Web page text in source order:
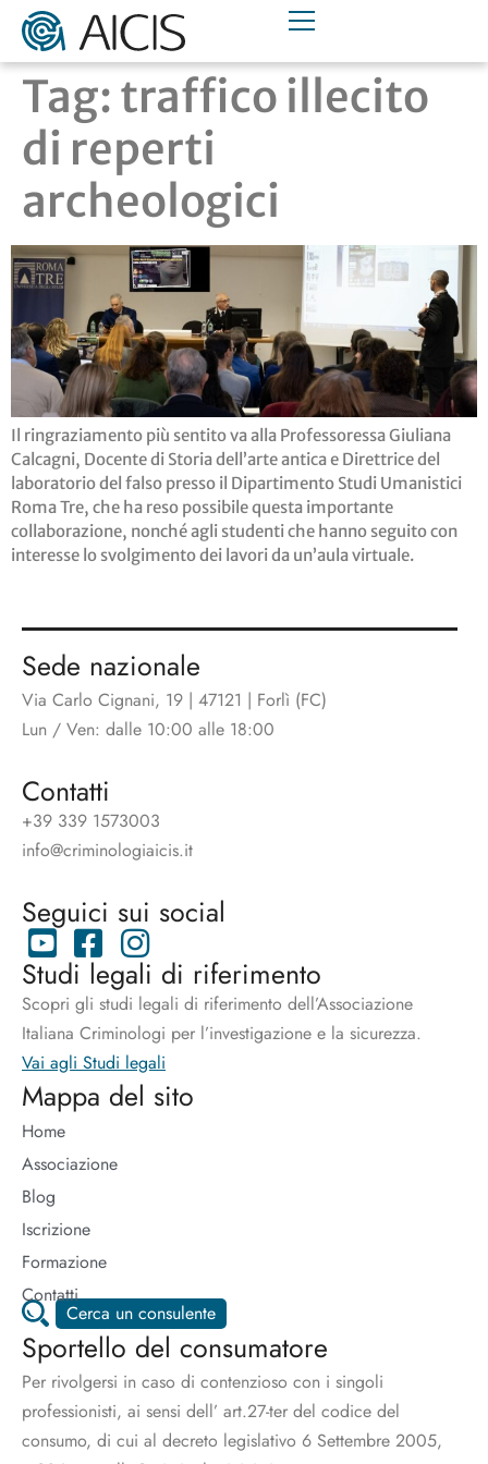
Tag: traffico illecito
di reperti
archeologici
Il ringraziamento più sentito va alla Professoressa Giuliana
Calcagni, Docente di Storia dell’arte antica e Direttrice del
laboratorio del falso presso il Dipartimento Studi Umanistici
Roma Tre, che ha reso possibile questa importante
collaborazione, nonché agli studenti che hanno seguito con
interesse lo svolgimento dei lavori da un’aula virtuale.
Sede nazionale
Via Carlo Cignani, 19 | 47121 | Forlì (FC)
Lun / Ven: dalle 10:00 alle 18:00
Contatti
+39 339 1573003
info@criminologiaicis.it
Seguici sui social
Studi legali di riferimento
Scopri gli studi legali di riferimento dell’Associazione
Italiana Criminologi per l’investigazione e la sicurezza.
Vai agli Studi legali
Mappa del sito
Home
Associazione
Blog
Iscrizione
Formazione
Contatti
Cerca un consulente
Sportello del consumatore
Per rivolgersi in caso di contenzioso con i singoli
professionisti, ai sensi dell’ art.27-ter del codice del
consumo, di cui al decreto legislativo 6 Settembre 2005,